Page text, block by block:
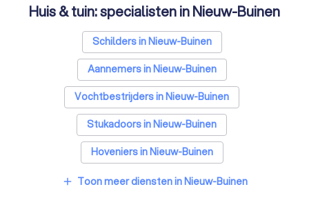
Huis & tuin: specialisten in Nieuw-Buinen
Schilders in Nieuw-Buinen
Aannemers in Nieuw-Buinen
Vochtbestrijders in Nieuw-Buinen
Stukadoors in Nieuw-Buinen
Hoveniers in Nieuw-Buinen
Gevelspecialisten in Nieuw-Buinen
add Toon meer diensten in Nieuw-Buinen